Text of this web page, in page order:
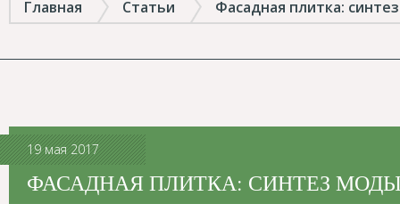
Главная Статьи Фасадная плитка:
19 мая 2017
ФАСАДНАЯ ПЛИТКА: СИНТЕЗ